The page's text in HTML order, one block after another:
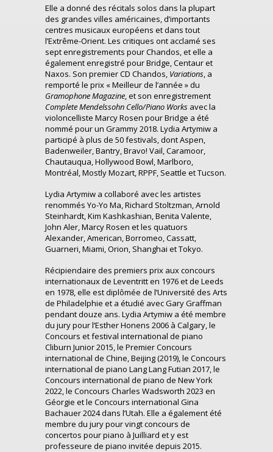
Elle a donné des récitals solos dans la plupart
des grandes villes américaines, d’importants
centres musicaux européens et dans tout
l’Extrême-Orient. Les critiques ont acclamé ses
sept enregistrements pour Chandos, et elle a
également enregistré pour Bridge, Centaur et
Naxos. Son premier CD Chandos, Variations, a
remporté le prix « Meilleur de l’année » du
Gramophone Magazine, et son enregistrement
Complete Mendelssohn Cello/Piano Works avec la
violoncelliste Marcy Rosen pour Bridge a été
nommé pour un Grammy 2018. Lydia Artymiw a
participé à plus de 50 festivals, dont Aspen,
Badenweiler, Bantry, Bravo! Vail, Caramoor,
Chautauqua, Hollywood Bowl, Marlboro,
Montréal, Mostly Mozart, RPPF, Seattle et Tucson.
Lydia Artymiw a collaboré avec les artistes
renommés Yo-Yo Ma, Richard Stoltzman, Arnold
Steinhardt, Kim Kashkashian, Benita Valente,
John Aler, Marcy Rosen et les quatuors
Alexander, American, Borromeo, Cassatt,
Guarneri, Miami, Orion, Shanghai et Tokyo.
Récipiendaire des premiers prix aux concours
internationaux de Leventritt en 1976 et de Leeds
en 1978, elle est diplômée de l’Université des Arts
de Philadelphie et a étudié avec Gary Graffman
pendant douze ans. Lydia Artymiw a été membre
du jury pour l’Esther Honens 2006 à Calgary, le
Concours et festival international de piano
Cliburn Junior 2015, le Premier Concours
international de Chine, Beijing (2019), le Concours
international de piano Lang Lang Futian 2017, le
Concours international de piano de New York
2022, le Concours Charles Wadsworth 2023 en
Géorgie et le Concours international Gina
Bachauer 2024 dans l’Utah. Elle a également été
membre du jury pour vingt concours de
concertos pour piano à Juilliard et y est
professeure de piano invitée depuis 2015.